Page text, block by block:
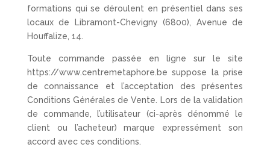
formations qui se déroulent en présentiel dans ses
locaux de Libramont-Chevigny (6800), Avenue de
Houffalize, 14.
Toute commande passée en ligne sur le site
https://www.centremetaphore.be suppose la prise
de connaissance et l’acceptation des présentes
Conditions Générales de Vente. Lors de la validation
de commande, l’utilisateur (ci-après dénommé le
client ou l’acheteur) marque expressément son
accord avec ces conditions.